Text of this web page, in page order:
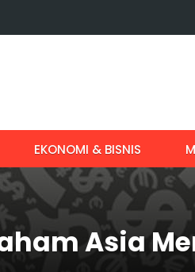
EKONOMI & BISNIS
Asia